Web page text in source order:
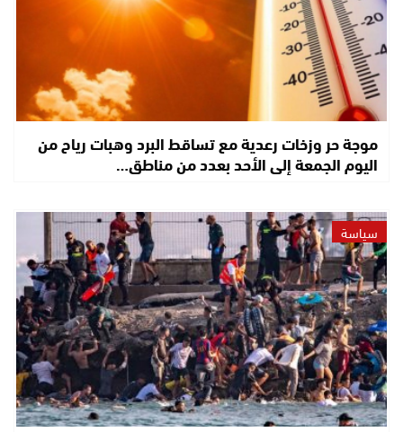
موجة حر وزخات رعدية مع تساقط البرد وهبات رياح من
اليوم الجمعة إلى الأحد بعدد من مناطق…
سياسة